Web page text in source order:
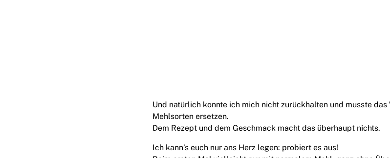
Und natürlich konnte ich mich nicht zurückhalten und musste
Mehlsorten ersetzen.
Dem Rezept und dem Geschmack macht das überhaupt nichts.
Ich kann’s euch nur ans Herz legen: probiert es aus!